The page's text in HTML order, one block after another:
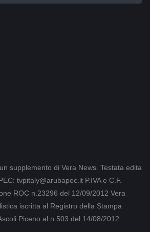
supplemento di Vera News. Testata edita
tvpitaly@arubapec.it P.IVA e C.F.
ROC n.23296 del 12/09/2012 Vera
iscritta al Registro della Stampa
Piceno al n.503 del 14/08/2012.